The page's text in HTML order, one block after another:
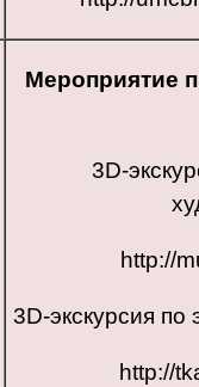
Мероприятие
3D-
http://
3D-экскурсия
http://